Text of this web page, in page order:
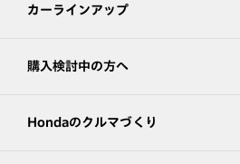
カーラインアップ
購入検討中の方へ
Hondaのクルマづくり